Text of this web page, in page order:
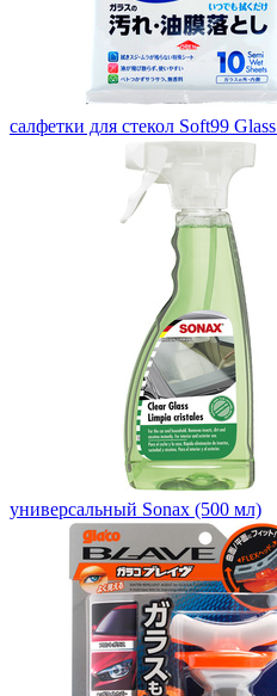
салфетки для стекол Soft99
универсальный Sonax (500 мл)